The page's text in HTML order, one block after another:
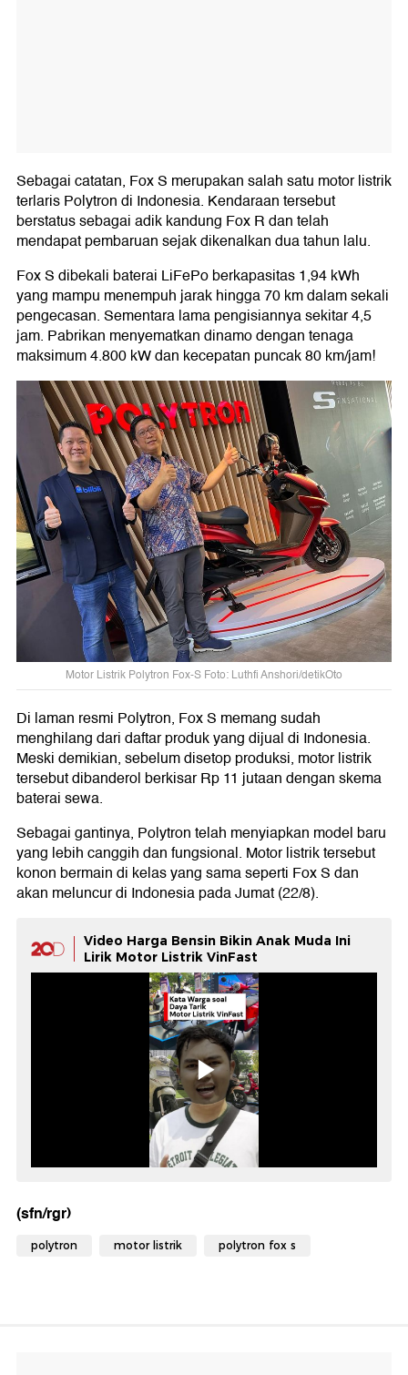
Sebagai catatan, Fox S merupakan salah satu motor listrik
terlaris Polytron di Indonesia. Kendaraan tersebut
berstatus sebagai adik kandung Fox R dan telah
mendapat pembaruan sejak dikenalkan dua tahun lalu.
Fox S dibekali baterai LiFePo berkapasitas 1,94 kWh
yang mampu menempuh jarak hingga 70 km dalam sekali
pengecasan. Sementara lama pengisiannya sekitar 4,5
jam. Pabrikan menyematkan dinamo dengan tenaga
maksimum 4.800 kW dan kecepatan puncak 80 km/jam!
Motor Listrik Polytron Fox-S Foto: Luthfi Anshori/detikOto
Di laman resmi Polytron, Fox S memang sudah
menghilang dari daftar produk yang dijual di Indonesia.
Meski demikian, sebelum disetop produksi, motor listrik
tersebut dibanderol berkisar Rp 11 jutaan dengan skema
baterai sewa.
Sebagai gantinya, Polytron telah menyiapkan model baru
yang lebih canggih dan fungsional. Motor listrik tersebut
konon bermain di kelas yang sama seperti Fox S dan
akan meluncur di Indonesia pada Jumat (22/8).
Video Harga Bensin Bikin Anak Muda Ini
Lirik Motor Listrik VinFast
(sfn/rgr)
polytron motor listrik polytron fox s